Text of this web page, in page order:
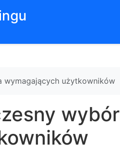
wymagających użytkowników
wybór